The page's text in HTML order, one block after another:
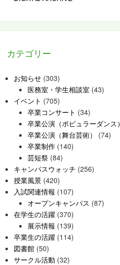
カテゴリー
お知らせ (303)
医務室・学生相談室 (43)
イベント (705)
卒業コンサート (34)
卒業公演（ポピュラーダンス）
卒業公演（舞台芸術）
(74)
卒業制作 (140)
芸短祭 (84)
キャンパスウォッチ (256)
授業風景 (420)
入試関連情報 (107)
オープンキャンパス (87)
在学生の活躍 (370)
展示情報 (139)
卒業生の活躍 (114)
図書館 (50)
サークル活動 (32)